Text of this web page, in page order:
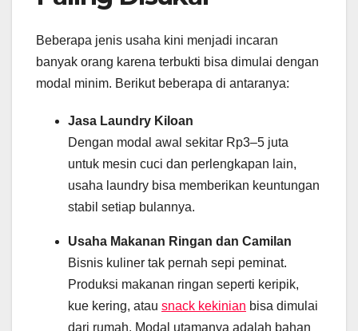
Beberapa jenis usaha kini menjadi incaran
banyak orang karena terbukti bisa dimulai dengan
modal minim. Berikut beberapa di antaranya:
Jasa Laundry Kiloan
Dengan modal awal sekitar Rp3–5 juta
untuk mesin cuci dan perlengkapan lain,
usaha laundry bisa memberikan keuntungan
stabil setiap bulannya.
Usaha Makanan Ringan dan Camilan
Bisnis kuliner tak pernah sepi peminat.
Produksi makanan ringan seperti keripik,
kue kering, atau snack kekinian bisa dimulai
dari rumah. Modal utamanya adalah bahan